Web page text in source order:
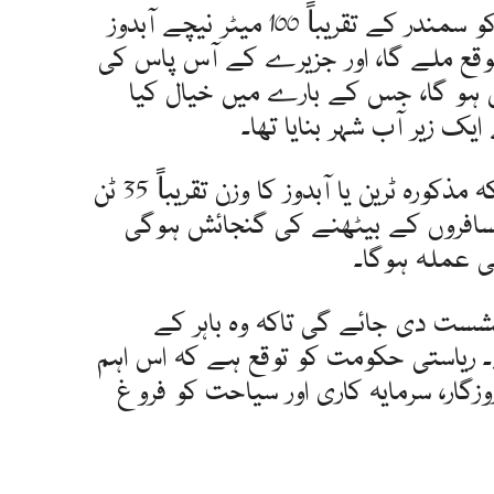
اس منصوبے کے بعد سیاحوں کو سمندر کے تقریباً 100 میٹر نیچے آبدوز
ملے گا، اور جزیرے کے آس پاس کی
ہو گا، جس کے بارے میں خیال کیا
زیر آب شہر بنایا تھا۔
رپورٹس میں مزید کہا گیا ہے کہ مذکورہ ٹرین یا آبدوز کا وزن تقریباً 35 ٹن
اور ایک وقت میں 30 مسافروں کے بیٹھنے کی گنجائش ہوگی
دی جائے گی تاکہ وہ باہر کے
ریاستی حکومت کو توقع ہے کہ اس اہم
سرمایہ کاری اور سیاحت کو فروغ